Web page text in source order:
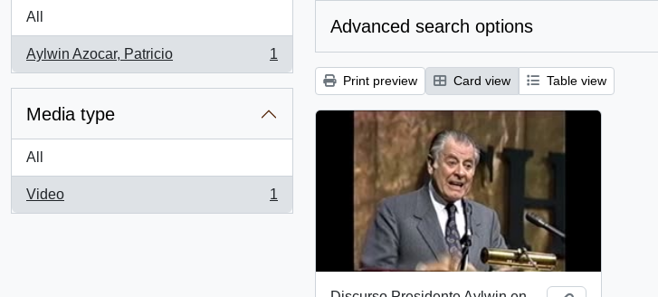
All
Aylwin Azocar, Patricio
, 1 results
1
Media type
All
Video
, 1 results
1
Advanced search options
Print preview Card view Table view